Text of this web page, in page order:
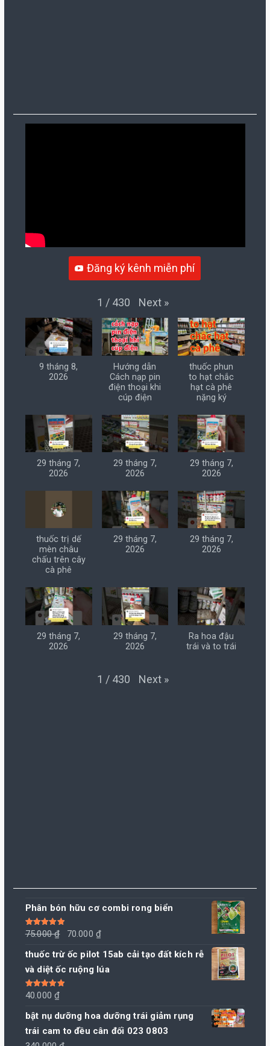
Đăng ký kênh miễn phí
1 / 430 Next »
9 tháng 8,
2026
Hướng dẫn
Cách nạp pin
điện thoại khi
cúp điện
thuốc phun
to hạt chắc
hạt cà phê
nặng ký
29 tháng 7,
2026
29 tháng 7,
2026
29 tháng 7,
2026
thuốc trị dế
mèn châu
chấu trên cây
cà phê
29 tháng 7,
2026
29 tháng 7,
2026
29 tháng 7,
2026
29 tháng 7,
2026
Ra hoa đậu
trái và to trái
1 / 430 Next »
Phân bón hữu cơ combi rong biển
Được xếp
5.005
75.000₫
Giá
gốc
75.000 ₫.
70.000 ₫
hiện
thuốc trừ ốc pilot 15ab cải tạo đất kích rễ
và diệt ốc ruộng lúa
Được xếp
5.005
40.000₫
bật nụ dưỡng hoa dưỡng trái giảm rụng
trái cam to đều cân đối 023 0803